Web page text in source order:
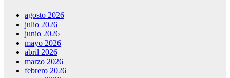
agosto 2026
julio 2026
junio 2026
mayo 2026
abril 2026
marzo 2026
febrero 2026